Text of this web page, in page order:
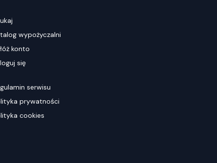
wypożyczalni
konto
się
serwisu
prywatności
cookies